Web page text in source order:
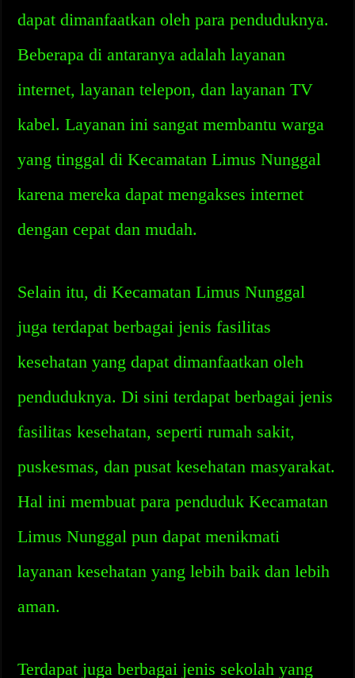
dapat dimanfaatkan oleh para penduduknya.
Beberapa di antaranya adalah layanan
internet, layanan telepon, dan layanan TV
kabel. Layanan ini sangat membantu warga
yang tinggal di Kecamatan Limus Nunggal
karena mereka dapat mengakses internet
dengan cepat dan mudah.
Selain itu, di Kecamatan Limus Nunggal
juga terdapat berbagai jenis fasilitas
kesehatan yang dapat dimanfaatkan oleh
penduduknya. Di sini terdapat berbagai jenis
fasilitas kesehatan, seperti rumah sakit,
puskesmas, dan pusat kesehatan masyarakat.
Hal ini membuat para penduduk Kecamatan
Limus Nunggal pun dapat menikmati
layanan kesehatan yang lebih baik dan lebih
aman.
Terdapat juga berbagai jenis sekolah yang